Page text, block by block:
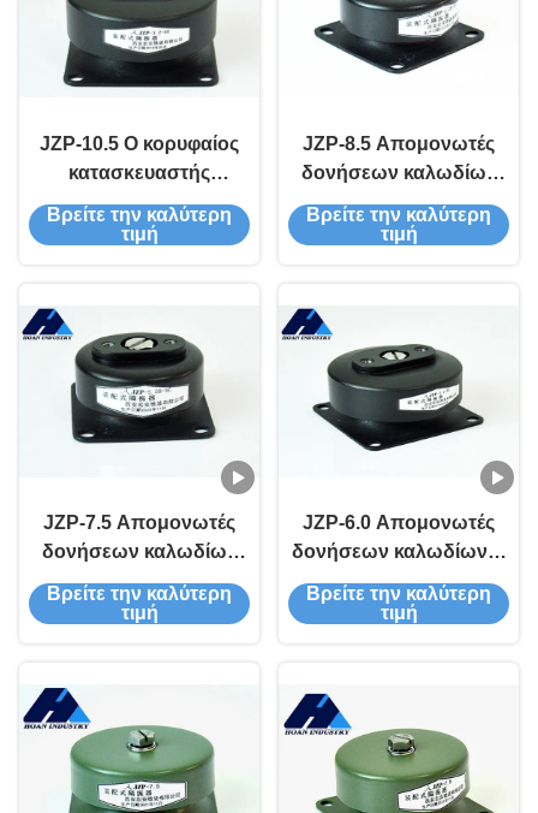
JZP-10.5 Ο κορυφαίος
κατασκευαστής
απομονωτών
δονήσεων καλωδίων
Βρείτε την καλύτερη
τιμή
JZP-8.5 Απομονωτές
δονήσεων καλωδίων
για την αεροναυπηγική
και το διάστημα με
Βρείτε την καλύτερη
τιμή
JZP-7.5 Απομονωτές
δονήσεων καλωδίων
προσαρμόσιμοι για
περίπλοκα
Βρείτε την καλύτερη
τιμή
JZP-6.0 Απομονωτές
δονήσεων καλωδίων Η
τέλεια εφαρμογή για
συστήματα εξοπλισμού
Βρείτε την καλύτερη
τιμή